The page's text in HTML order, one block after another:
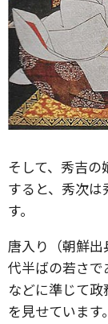
そして、秀吉
すると、秀次
す。
唐入り（朝鮮
代半ばの若さ
などに準じて
を見せています。